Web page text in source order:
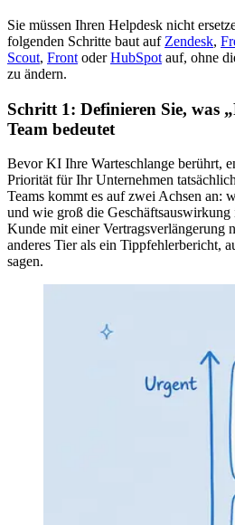
Sie müssen Ihren Helpdesk nicht
folgenden Schritte baut auf Zendesk,
Scout, Front oderHubSpot auf, ohne
zu ändern.
Schritt 1: Definieren Sie,
Team bedeutet
Bevor KI Ihre Warteschlange berührt,
Priorität für Ihr Unternehmen
Teams kommt es auf zwei Achsen an:
und wie groß die
Kunde mit einer Vertragsverlängerung
anderes Tier als ein Tippfehlerbericht,
sagen.